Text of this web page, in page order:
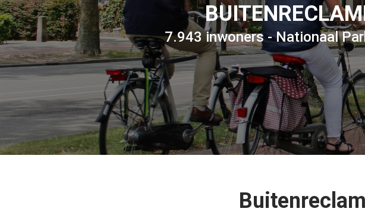
7.943 inwoners - Nationaal